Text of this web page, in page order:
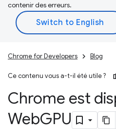
contenir des erreurs.
Chrome for Developers Blog
Ce contenu vous a-t-il été utile ?
Chrome est
WebGPU